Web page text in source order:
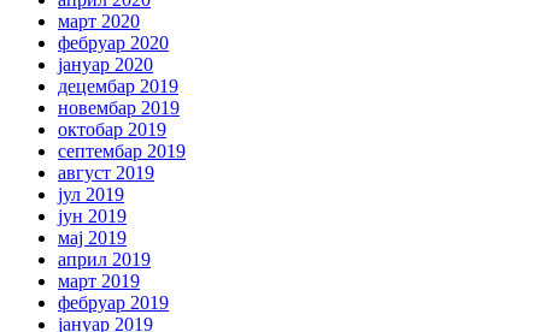
март 2020
фебруар 2020
јануар 2020
децембар 2019
новембар 2019
октобар 2019
септембар 2019
август 2019
јул 2019
јун 2019
мај 2019
април 2019
март 2019
фебруар 2019
јануар 2019